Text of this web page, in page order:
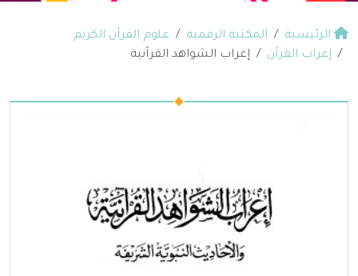
الرئيسية المكتبة الرقمية
علوم القرآن الكريم
إعراب القرآن
إعراب الشواهد القرآنية